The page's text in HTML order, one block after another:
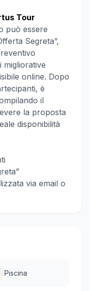
Tour
può essere
Segreta”,
migliorative
online. Dopo
è
il
la proposta
disponibilità
via email o
Piscina